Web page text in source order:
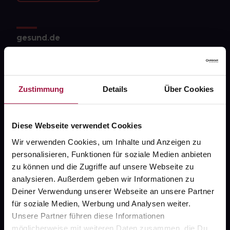
Zustimmung Details Über Cookies
Diese Webseite verwendet Cookies
Wir verwenden Cookies, um Inhalte und Anzeigen zu
personalisieren, Funktionen für soziale Medien anbieten
zu können und die Zugriffe auf unsere Webseite zu
analysieren. Außerdem geben wir Informationen zu
Deiner Verwendung unserer Webseite an unsere Partner
für soziale Medien, Werbung und Analysen weiter.
Unsere Partner führen diese Informationen
möglicherweise mit weiteren Daten zusammen, die Du
gesund.de
gesund-versorger.de
Sanitätshäuser
Datenschutz
AGB